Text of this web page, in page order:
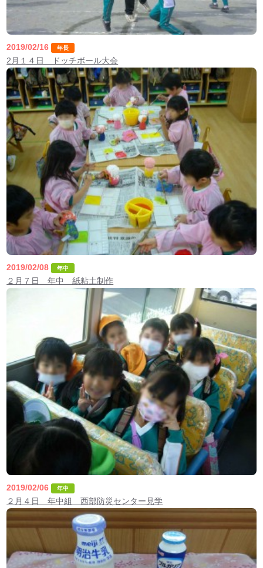
2019/02/16 年長
2月１４日 ドッチボール大会
2019/02/08 年中
２月７日 年中 紙粘土制作
2019/02/06 年中
２月４日 年中組 西部防災センター見学